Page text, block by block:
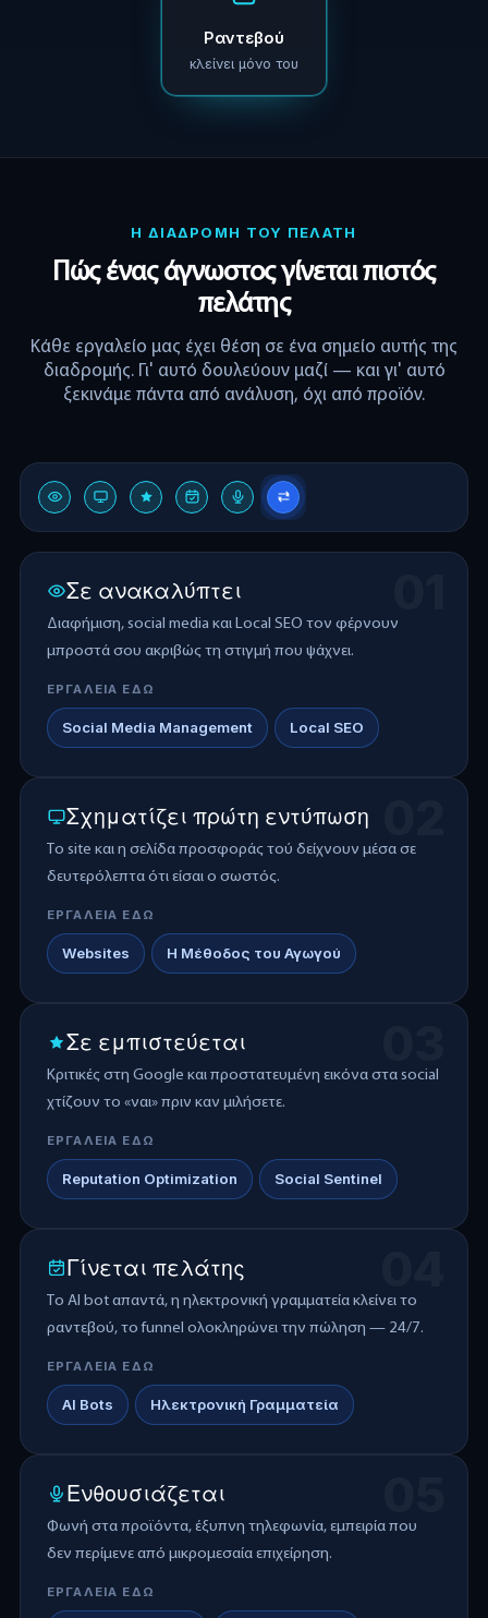
Ραντεβού
κλείνει μόνο του
Η ΔΙΑΔΡΟΜΗ ΤΟΥ ΠΕΛΑΤΗ
Πώς ένας άγνωστος γίνεται πιστός
πελάτης
Κάθε εργαλείο μας έχει θέση σε ένα σημείο αυτής της
διαδρομής. Γι' αυτό δουλεύουν μαζί — και γι' αυτό
ξεκινάμε πάντα από ανάλυση, όχι από προϊόν.
Σε ανακαλύπτει
Διαφήμιση, social media και Local SEO τον φέρνουν
μπροστά σου ακριβώς τη στιγμή που ψάχνει.
ΕΡΓΑΛΕΙΑ ΕΔΩ
Social Media Management Local SEO
Σχηματίζει πρώτη εντύπωση
Το site και η σελίδα προσφοράς τού δείχνουν μέσα σε
δευτερόλεπτα ότι είσαι ο σωστός.
ΕΡΓΑΛΕΙΑ ΕΔΩ
Websites Η Μέθοδος του Αγωγού
Σε εμπιστεύεται
Κριτικές στη Google και προστατευμένη εικόνα στα social
χτίζουν το «ναι» πριν καν μιλήσετε.
ΕΡΓΑΛΕΙΑ ΕΔΩ
Reputation Optimization Social Sentinel
Γίνεται πελάτης
Το AI bot απαντά, η ηλεκτρονική γραμματεία κλείνει το
ραντεβού, το funnel ολοκληρώνει την πώληση — 24/7.
ΕΡΓΑΛΕΙΑ ΕΔΩ
AI Bots Ηλεκτρονική Γραμματεία
Ενθουσιάζεται
Φωνή στα προϊόντα, έξυπνη τηλεφωνία, εμπειρία που
δεν περίμενε από μικρομεσαία επιχείρηση.
ΕΡΓΑΛΕΙΑ ΕΔΩ